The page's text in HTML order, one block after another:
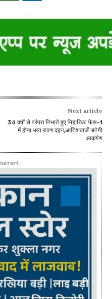
Next article
34 वर्षों से परंपरा निभाते हुए निहारिका फेस-1
में होगा भव्य रावण दहन,आतिशबाजी बनेगी
आकर्षण
-